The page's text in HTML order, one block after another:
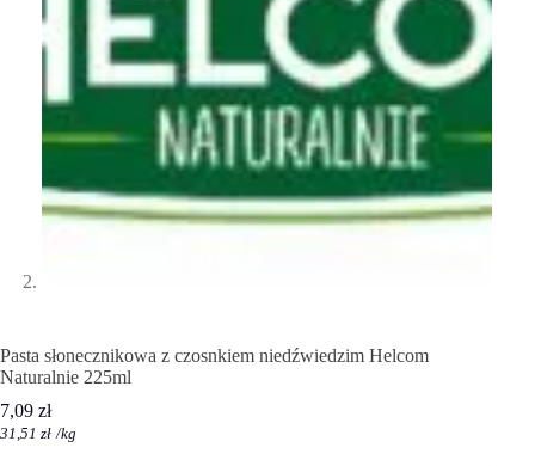
Pasta słonecznikowa z czosnkiem niedźwiedzim Helcom
Naturalnie 225ml
7,09 zł
31,51 zł /kg